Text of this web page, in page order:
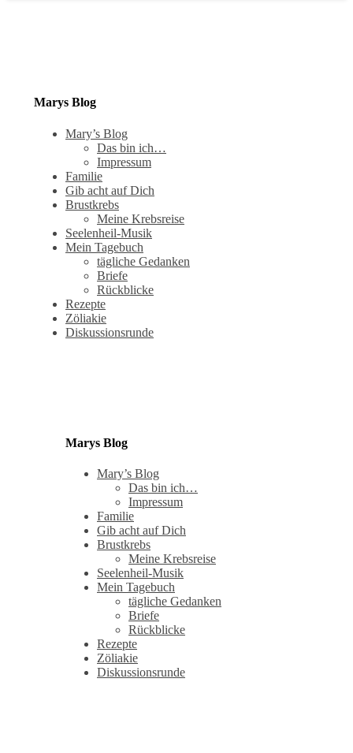
Marys Blog
Mary’s Blog
Das bin ich…
Impressum
Familie
Gib acht auf Dich
Brustkrebs
Meine Krebsreise
Seelenheil-Musik
Mein Tagebuch
tägliche Gedanken
Briefe
Rückblicke
Rezepte
Zöliakie
Diskussionsrunde
Marys Blog
Mary’s Blog
Das bin ich…
Impressum
Familie
Gib acht auf Dich
Brustkrebs
Meine Krebsreise
Seelenheil-Musik
Mein Tagebuch
tägliche Gedanken
Briefe
Rückblicke
Rezepte
Zöliakie
Diskussionsrunde